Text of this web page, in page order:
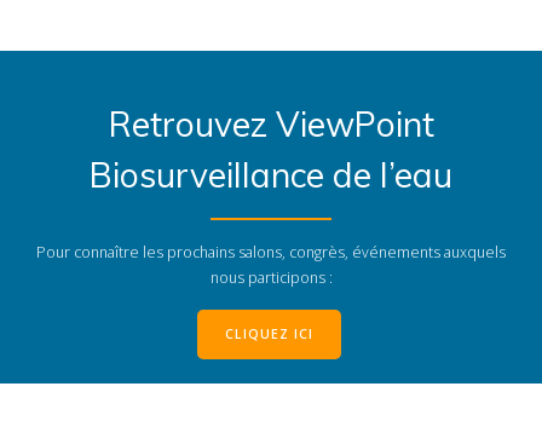
Retrouvez ViewPoint
Biosurveillance de l’eau
Pour connaître les prochains salons, congrès, événements auxquels
nous participons :
CLIQUEZ ICI